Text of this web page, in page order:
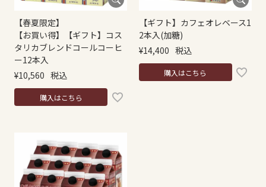
【春夏限定】
【お買い得】【ギフト】コス
タリカブレンドコールコーヒ
ー12本入
¥10,560 税込
購入はこちら
【ギフト】カフェオレベース1
2本入(加糖)
¥14,400 税込
購入はこちら